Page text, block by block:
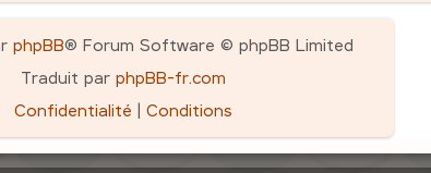
phpBB® Forum Software © phpBB Limited
Traduit par phpBB-fr.com
Confidentialité | Conditions